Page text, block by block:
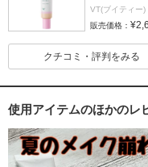
VT(ブイティー)
販売価格：
クチコミ・評判をみる
使用アイテムのほかのレ